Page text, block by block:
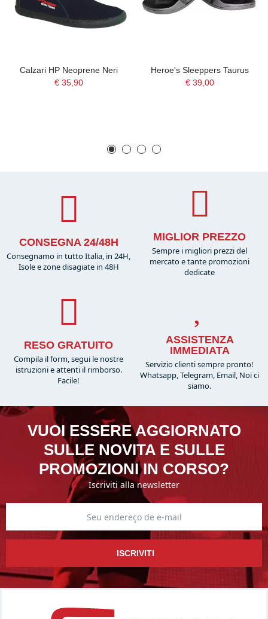
Calzari HP Neoprene Neri
€ 35,90
Heroe's Sleeppers Taurus
€ 39,00
CONSEGNA 24/48H
Consegnamo in tutto Italia, in 24H,
Isole e zone disagiate in 48H
MIGLIOR PREZZO
Sempre i migliori prezzi del
mercato e tante promozioni
dedicate
RESO GRATUITO
Compila il form, segui le nostre
istruzioni e attenti il rimborso.
Facile!
ASSISTENZA
IMMEDIATA
Servizio clienti sempre pronto!
Whatsapp, Telegram, Email, Noi ci
siamo.
VUOI ESSERE AGGIORNATO
SULLE NOVITA E SULLE
PROMOZIONI IN CORSO?
Iscriviti alla newsletter
ISCRIVITI